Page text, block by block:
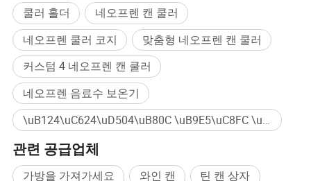
회사 𝔄로𝕄
쿨러 홀더
네오프렌 캔 쿨러
네오프렌 쿨러 코지
맞춤형 네오프렌 캔 쿨러
커스텀 4 네오프렌 캔 쿨러
네오프렌 음료수 보온기
\uB124\uC624\uD504\uB80C \uB9E5\uC8FC \uBCD1 \uCFE0\uC9C0 대량구매
관련 공급업체
가방을 가져가세요 와인 캔 틴 캔 상자